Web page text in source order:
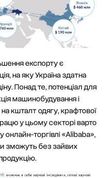
експорту є
на яку Україна здатна
Понад те, потенціал для
машинобудування і
кшталт одягу, крафтової
у цьому секторі варто
торгівлі «Alibaba»,
зможуть без зайвих